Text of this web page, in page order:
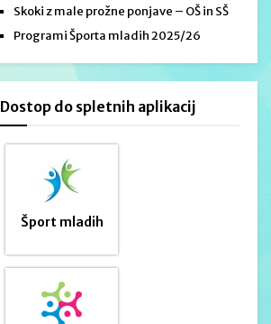
Skoki z male prožne ponjave – OŠ in SŠ
Programi Športa mladih 2025/26
Dostop do spletnih aplikacij
Šport mladih